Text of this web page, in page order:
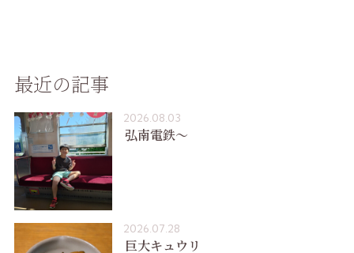
最近の記事
2026.08.03
弘南電鉄〜
2026.07.28
巨大キュウリ